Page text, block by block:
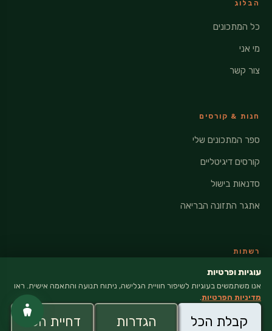
הבלוג
כל המתכונים
מי אני
צור קשר
חנות & קורסים
ספר המתכונים שלי
קורסים דיגיטליים
סדנאות בישול
אתגר התזונה הבריאה
רשתות
אינסטגרם
עוגיות ופרטיות
אנו משתמשים בעוגיות לשיפור חוויית הגלישה, ניתוח תנועה והתאמה אישית. ראו
מדיניות הפרטיות.
קבלת הכל הגדרות דחיית הכל